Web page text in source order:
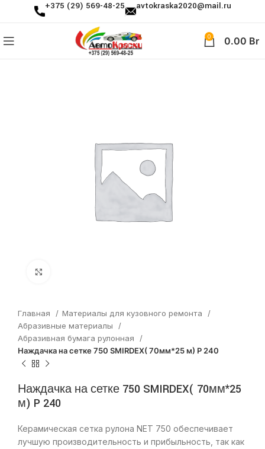
+375 (29) 569-48-25 avtokraska2020@mail.ru
0 0.00 Br
Главная
Материалы для кузовного ремонта
Абразивные материалы
Абразивная бумага рулонная
Наждачка на сетке 750 SMIRDEX( 70мм*25 м) P 240
Наждачка на сетке 750 SMIRDEX( 70мм*25
м) P 240
Керамическая сетка рулона NET 750 обеспечивает
лучшую производительность и прибыльность, так как